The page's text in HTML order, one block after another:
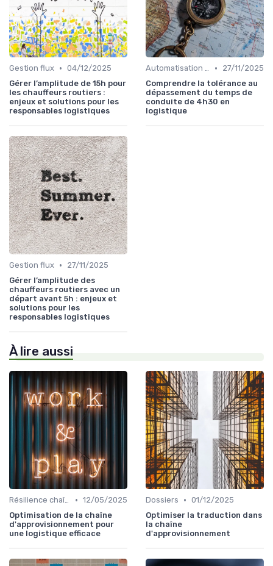
Gestion flux • 04/12/2025
Gérer l’amplitude de 15h pour
les chauffeurs routiers :
enjeux et solutions pour les
responsables logistiques
Automatisation processus •
27/11/2025
Comprendre la tolérance au
dépassement du temps de
conduite de 4h30 en
logistique
Gestion flux •
27/11/2025
Gérer l’amplitude des
chauffeurs routiers avec un
départ avant 5h : enjeux et
solutions pour les
responsables logistiques
À lire aussi
Résilience chaîne • 12/05/2025
Optimisation de la chaîne
d'approvisionnement pour
une logistique efficace
Dossiers • 01/12/2025
Optimiser la traduction dans
la chaîne
d'approvisionnement